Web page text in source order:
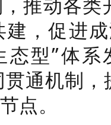
，促进
态型”体
贯通机制
点。